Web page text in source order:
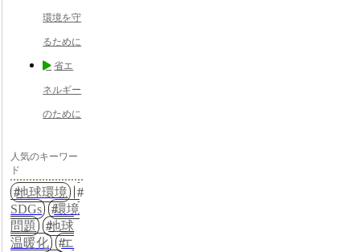
環境を守
るために
省エ
ネルギー
のために
人気のキーワー
ド
地球環境
SDGs
環境
問題
地球
温暖化
エ